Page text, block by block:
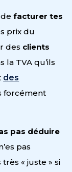
defacturer tes
prix du
des clients
la TVA qu’ils
des
forcément
pas déduire
pas
très « juste » si